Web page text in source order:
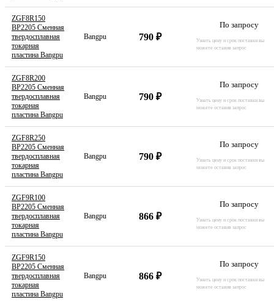
ZGF8R150
BP2205 Сменная
твердосплавная
токарная
пластина Bangpu
Bangpu 790 ₽
По запросу
Узнать цену и срок поставки вы
можете оставив запрос
ZGF8R200
BP2205 Сменная
твердосплавная
токарная
пластина Bangpu
Bangpu 790 ₽
По запросу
Узнать цену и срок поставки вы
можете оставив запрос
ZGF8R250
BP2205 Сменная
твердосплавная
токарная
пластина Bangpu
Bangpu 790 ₽
По запросу
Узнать цену и срок поставки вы
можете оставив запрос
ZGF9R100
BP2205 Сменная
твердосплавная
токарная
пластина Bangpu
Bangpu 866 ₽
По запросу
Узнать цену и срок поставки вы
можете оставив запрос
ZGF9R150
BP2205 Сменная
твердосплавная
токарная
пластина Bangpu
Bangpu 866 ₽
По запросу
Узнать цену и срок поставки вы
можете оставив запрос